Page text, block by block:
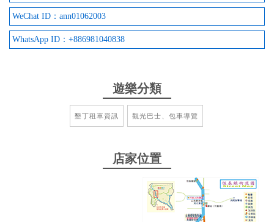
載回附近民宿
from google
租還車流程快速 車況良好 老闆人很nice
2021-10-20 00:47:06
租了三天車 有打九折 車子用起來也很不錯～～～ 老
from google
WeChat ID：ann01062003
WhatsApp ID：+886981040838
遊樂分類
墾丁租車資訊 觀光巴士、包車導覽
店家位置